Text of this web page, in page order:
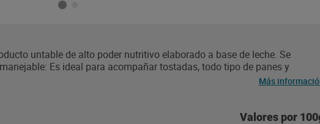
untable de alto poder nutritivo elaborado a base de leche. Se
Es ideal para acompañar tostadas, todo tipo de panes y
Más
Valores por